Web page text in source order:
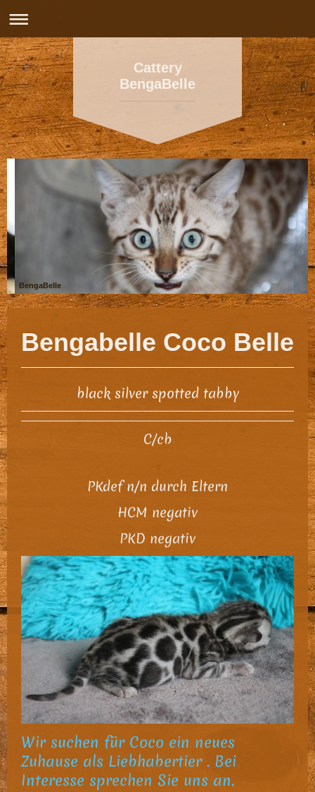
Cattery
BengaBelle
BengaBelle
Bengabelle Coco Belle
black silver spotted tabby
C/cb
PKdef n/n durch Eltern
HCM negativ
PKD negativ
Wir suchen für Coco ein neues
Zuhause als Liebhabertier . Bei
Interesse sprechen Sie uns an.